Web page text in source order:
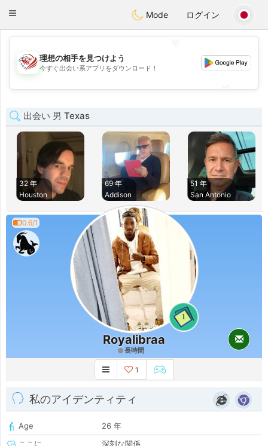
StatesDating
Toggle
Mode ログイン
💖
💕
理想の相手を見つけよう
今すぐ出会い系アプリをダウンロード！
出会い 男 Texas
32 年
Houston
69 年
Addison
51 年
San Antonio
0.6/1
1
Royalibraa
長時間
1
私のアイデンティティ
Age
26 年
ここに
深刻な関係